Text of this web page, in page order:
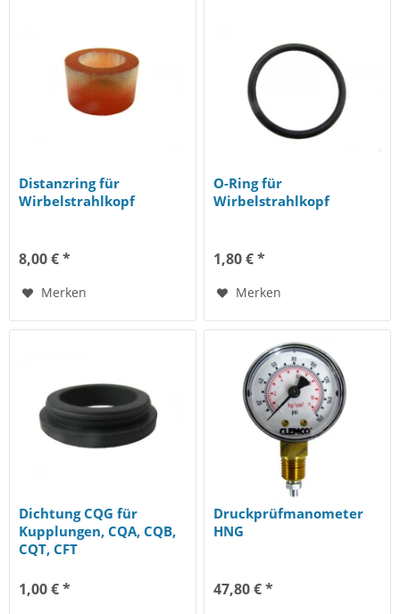
Distanzring für
Wirbelstrahlkopf
8,00 € *
Merken
O-Ring für
Wirbelstrahlkopf
1,80 € *
Merken
Dichtung CQG für
Kupplungen, CQA, CQB,
CQT, CFT
1,00 € *
Druckprüfmanometer
HNG
47,80 € *